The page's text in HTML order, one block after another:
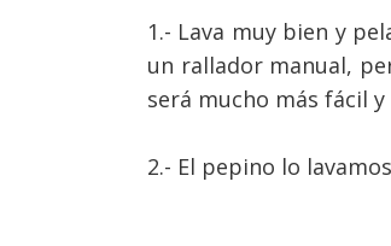
1.- Lava muy bien y
un rallador manual,
será mucho más fácil
2.- El pepino lo